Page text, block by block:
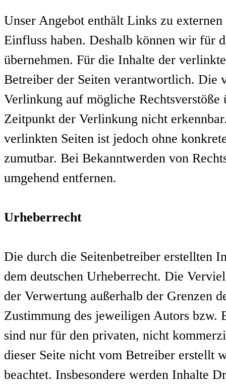
Unser Angebot enthält Links zu
Einfluss haben. Deshalb können wir für
übernehmen. Für die Inhalte der
Betreiber der Seiten verantwortlich. Die
Verlinkung auf mögliche
Zeitpunkt der Verlinkung nicht
verlinkten Seiten ist jedoch ohne
zumutbar. Bei Bekanntwerden von
umgehend entfernen.
Urheberrecht
Die durch die Seitenbetreiber erstellten
dem deutschen Urheberrecht. Die
der Verwertung außerhalb der Grenzen
Zustimmung des jeweiligen Autors bzw.
sind nur für den privaten, nicht
dieser Seite nicht vom Betreiber erstellt
beachtet. Insbesondere werden Inhalte